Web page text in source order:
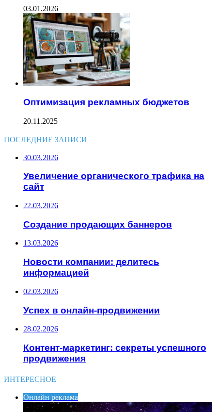
03.01.2026
Оптимизация рекламных бюджетов
20.11.2025
ПОСЛЕДНИЕ ЗАПИСИ
30.03.2026
Увеличение органического трафика на
сайт
22.03.2026
Создание продающих баннеров
13.03.2026
Новости компании: делитесь
информацией
02.03.2026
Успех в онлайн-продвижении
28.02.2026
Контент-маркетинг: секреты успешного
продвижения
ИНТЕРЕСНОЕ
Онлайн реклама